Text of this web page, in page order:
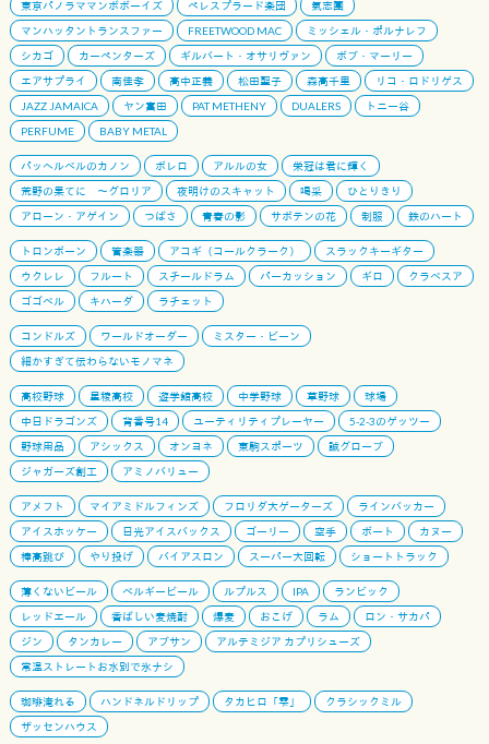
東京パノラママンボボーイズ ペレスプラード楽団
氣志團
マンハッタントランスファー
FREETWOOD MAC
ミッシェル・ポルナレフ
シカゴ
カーペンターズ ギルバート・オサリヴァン
ボブ・マーリー
エアサプライ
南佳孝 高中正義 松田聖子 森高千里
リコ・ロドリゲス
JAZZ JAMAICA
ヤン富田 PAT METHENY DUALERS
トニー谷
PERFUME
BABY METAL
パッヘルベルのカノン ボレロ アルルの女
栄冠は君に輝く
荒野の果てに 〜グロリア
夜明けのスキャット 喝采
ひとりきり
アローン・アゲイン
つばさ 青春の影 サボテンの花 制服 鉄のハート
トロンボーン 管楽器 アコギ（コールクラーク）
スラックキーギター
ウクレレ
フルート スチールドラム パーカッション ギロ
クラベスア
ゴゴベル
キハーダ ラチェット
コンドルズ ワールドオーダー
ミスター・ビーン
細かすぎて伝わらないモノマネ
高校野球 星稜高校 遊学館高校 中学野球 草野球
球場
中日ドラゴンズ
背番号14 ユーティリティプレーヤー
5-2-3のゲッツー
野球用品
アシックス オンヨネ 東駒スポーツ
誠グローブ
ジャガーズ創工
アミノバリュー
アメフト マイアミドルフィンズ フロリダ大ゲーターズ
ラインバッカー
アイスホッケー
日光アイスバックス ゴーリー 空手 ボート
カヌー
棒高跳び
やり投げ バイアスロン スーパー大回転 ショートトラック
薄くないビール ベルギービール ルプルス IPA
ランビック
レッドエール
香ばしい麦焼酎 爆麦 おこげ ラム
ロン・サカパ
ジン
タンカレー アブサン
アルテミジア カプリシューズ
常温ストレートお水別で氷ナシ
珈琲淹れる ハンドネルドリップ タカヒロ「雫」
クラシックミル
ザッセンハウス